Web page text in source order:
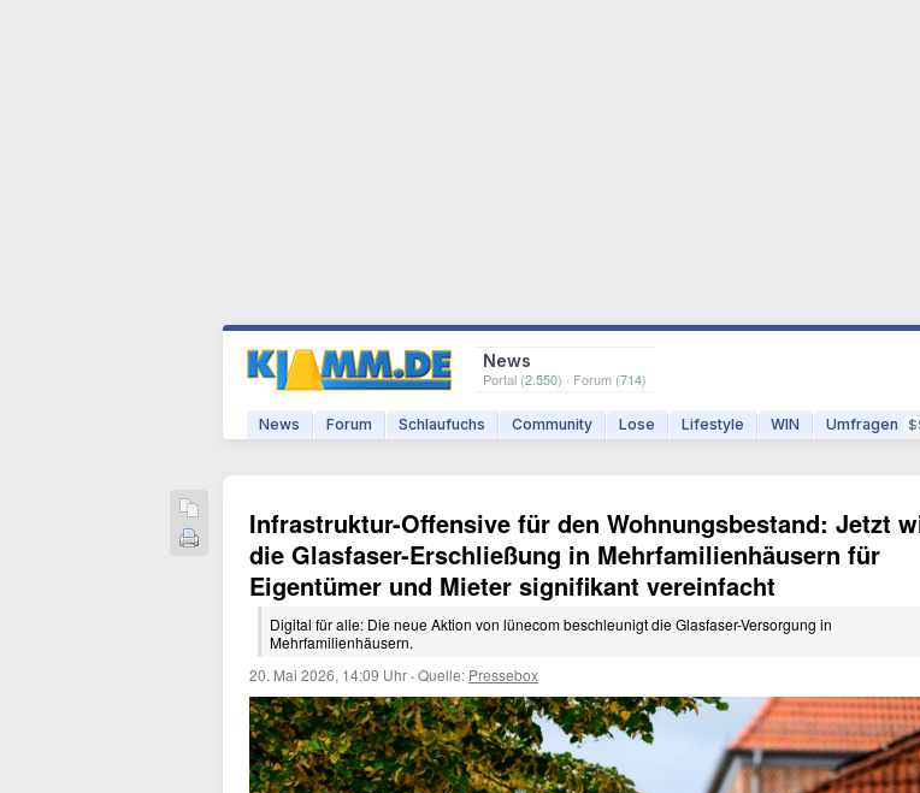
News
Portal (2.550) · Forum (714)
News Forum Schlaufuchs Community Lose Lifestyle WIN Umfragen
Infrastruktur-Offensive für den Wohnungsbestand: Jetzt
die Glasfaser-Erschließung in Mehrfamilienhäusern für
Eigentümer und Mieter signifikant vereinfacht
Digital für alle: Die neue Aktion von lünecom beschleunigt die Glasfaser-Versorgung in
Mehrfamilienhäusern.
20. Mai 2026, 14:09 Uhr ·Quelle: Pressebox